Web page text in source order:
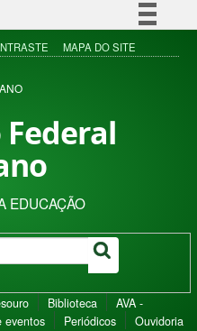
Simplifique!
Acesso à informação
MAPA DO SITE
EDUCAÇÃO
Biblioteca
AVA -
eventos Periódicos Ouvidoria